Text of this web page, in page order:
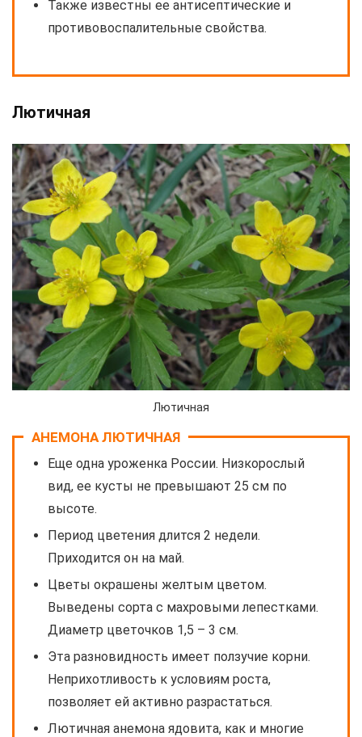
Также известны ее антисептические и
противовоспалительные свойства.
Лютичная
Лютичная
АНЕМОНА ЛЮТИЧНАЯ
Еще одна уроженка России. Низкорослый
вид, ее кусты не превышают 25 см по
высоте.
Период цветения длится 2 недели.
Приходится он на май.
Цветы окрашены желтым цветом.
Выведены сорта с махровыми лепестками.
Диаметр цветочков 1,5 – 3 см.
Эта разновидность имеет ползучие корни.
Неприхотливость к условиям роста,
позволяет ей активно разрастаться.
Лютичная анемона ядовита, как и многие